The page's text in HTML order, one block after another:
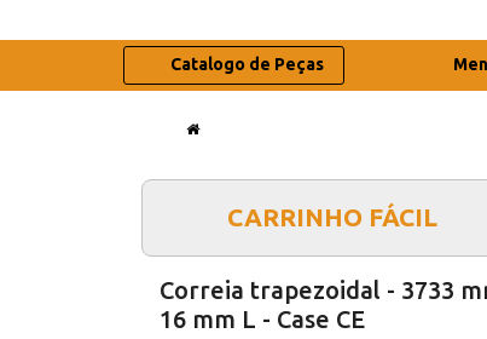
Catalogo de Peças
CARRINHO FÁCIL
Correia trapezoidal - 3733
16 mm L - Case CE